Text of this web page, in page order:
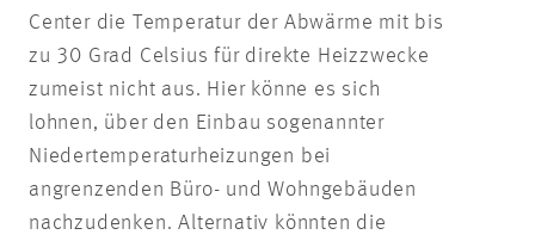
Center die Temperatur der Abwärme mit bis
zu 30 Grad Celsius für direkte Heizzwecke
zumeist nicht aus. Hier könne es sich
lohnen, über den Einbau sogenannter
Niedertemperaturheizungen bei
angrenzenden Büro- und Wohngebäuden
nachzudenken. Alternativ könnten die